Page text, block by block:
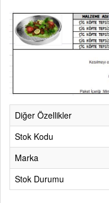
Diğer Özellikler
Stok Kodu
Marka
Stok Durumu